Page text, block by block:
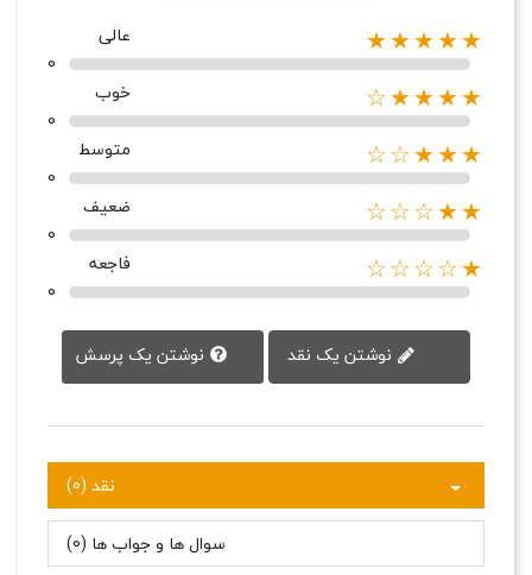
★★★★★
عالی
0
★★★★☆
خوب
0
★★★☆☆
متوسط
0
★★☆☆☆
ضعیف
0
★☆☆☆☆
فاجعه
0
نوشتن یک پرسش
نقد (0)
سوال ها و جواب ها (0)